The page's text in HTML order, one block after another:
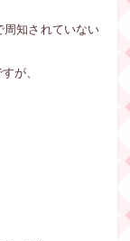
周知されていない
が、